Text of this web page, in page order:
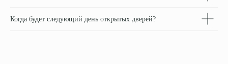
Когда будет следующий день открытых дверей?